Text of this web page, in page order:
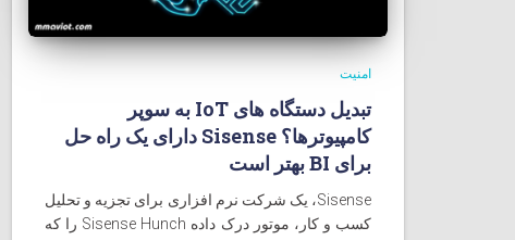
امنیت
تبدیل دستگاه های IoT به سوپر
کامپيوترها؟ Sisense دارای یک راه حل
برای BI بهتر است
Sisense، یک شرکت نرم افزاری برای تجزیه و تحلیل
کسب و کار، موتور درک داده Sisense Hunch را که